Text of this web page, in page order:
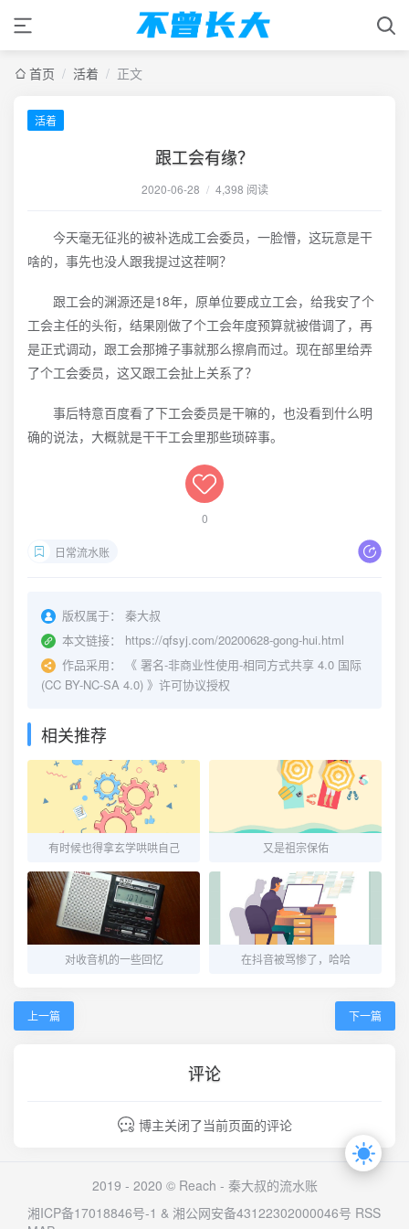
首页 / 活着 / 正文
活着
跟工会有缘？
2020-06-28 / 4,398 阅读
今天毫无征兆的被补选成工会委员，一脸懵，这玩意是干
啥的，事先也没人跟我提过这茬啊？
跟工会的渊源还是18年，原单位要成立工会，给我安了个
工会主任的头衔，结果刚做了个工会年度预算就被借调了，再
是正式调动，跟工会那摊子事就那么擦肩而过。现在部里给弄
了个工会委员，这又跟工会扯上关系了？
事后特意百度看了下工会委员是干嘛的，也没看到什么明
确的说法，大概就是干干工会里那些琐碎事。
0
日常流水账
版权属于：
秦大叔
本文链接：
https://qfsyj.com/20200628-gong-hui.html
作品采用：
《 署名-非商业性使用-相同方式共享 4.0 国际
(CC BY-NC-SA 4.0) 》许可协议授权
相关推荐
有时候也得拿玄学哄哄自己 又是祖宗保佑
对收音机的一些回忆 在抖音被骂惨了，哈哈
上一篇 下一篇
评论
博主关闭了当前页面的评论
2019 - 2020 © Reach - 秦大叔的流水账
湘ICP备17018846号-1 & 湘公网安备43122302000046号 RSS